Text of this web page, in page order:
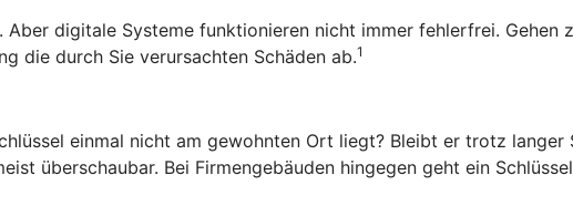
digitale Systeme funktionieren nicht immer fehlerfrei.
die durch Sie verursachten Schäden ab.1
einmal nicht am gewohnten Ort liegt? Bleibt er trotz
überschaubar. Bei Firmengebäuden hingegen geht ein